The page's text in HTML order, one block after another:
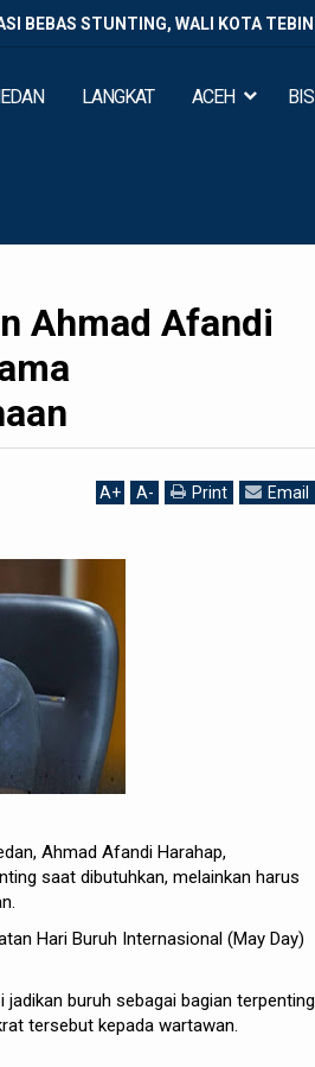
BEBAS STUNTING, WALI KOTA
LANGKAT ACEH
Ahmad Afandi
A+ A- Print Email
Ahmad Afandi Harahap,
saat dibutuhkan, melainkan harus
Hari Buruh Internasional (May Day)
jadikan buruh sebagai bagian terpenting
tersebut kepada wartawan.